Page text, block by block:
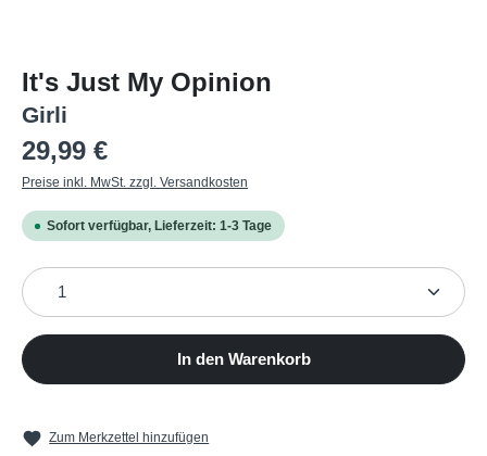
It's Just My Opinion
Girli
Regulärer Preis:
29,99 €
Preise inkl. MwSt. zzgl. Versandkosten
Sofort verfügbar, Lieferzeit: 1-3 Tage
Produkt Anzahl: Gib den gewünschten Wert ein
In den Warenkorb
Zum Merkzettel hinzufügen